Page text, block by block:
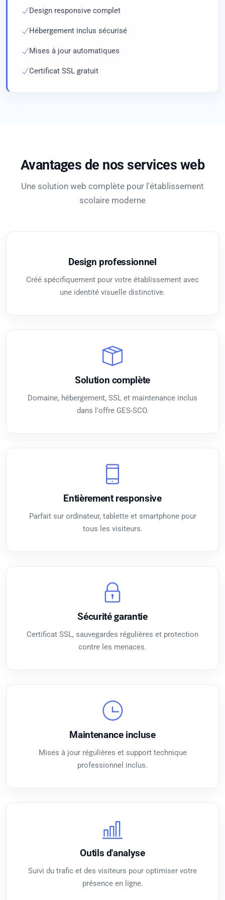
Design responsive complet
Hébergement inclus sécurisé
Mises à jour automatiques
Certificat SSL gratuit
Avantages de nos services web
Une solution web complète pour l'établissement
scolaire moderne
Design professionnel
Créé spécifiquement pour votre établissement avec
une identité visuelle distinctive.
Solution complète
Domaine, hébergement, SSL et maintenance inclus
dans l'offre GES-SCO.
Entièrement responsive
Parfait sur ordinateur, tablette et smartphone pour
tous les visiteurs.
Sécurité garantie
Certificat SSL, sauvegardes régulières et protection
contre les menaces.
Maintenance incluse
Mises à jour régulières et support technique
professionnel inclus.
Outils d'analyse
Suivi du trafic et des visiteurs pour optimiser votre
présence en ligne.